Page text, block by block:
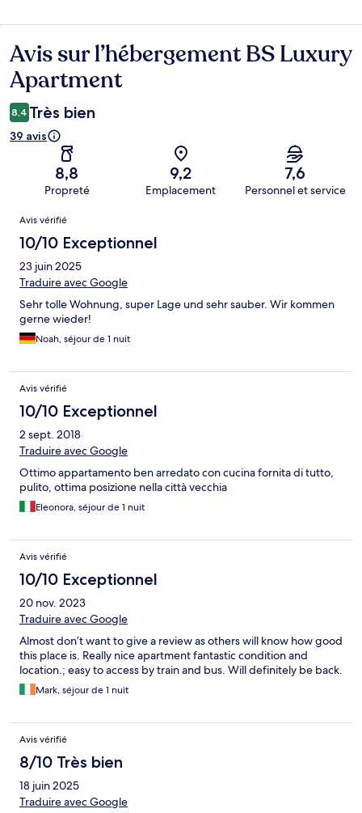
Avis
Avis sur l’hébergement BS Luxury
Apartment
8,4 Très bien
39 avis
8,8
Propreté
9,2
Emplacement
7,6
Personnel et service
Avis
Avis vérifié
10/10 Exceptionnel
23 juin 2025
Traduire avec Google
Sehr tolle Wohnung, super Lage und sehr sauber. Wir kommen
gerne wieder!
Noah, séjour de 1 nuit
Avis vérifié
10/10 Exceptionnel
2 sept. 2018
Traduire avec Google
Ottimo appartamento ben arredato con cucina fornita di tutto,
pulito, ottima posizione nella città vecchia
Eleonora, séjour de 1 nuit
Avis vérifié
10/10 Exceptionnel
20 nov. 2023
Traduire avec Google
Almost don’t want to give a review as others will know how good
this place is. Really nice apartment fantastic condition and
location.; easy to access by train and bus. Will definitely be back.
Mark, séjour de 1 nuit
Avis vérifié
8/10 Très bien
18 juin 2025
Traduire avec Google